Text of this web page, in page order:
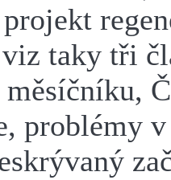
taky tři
měsíčníku,
problémy